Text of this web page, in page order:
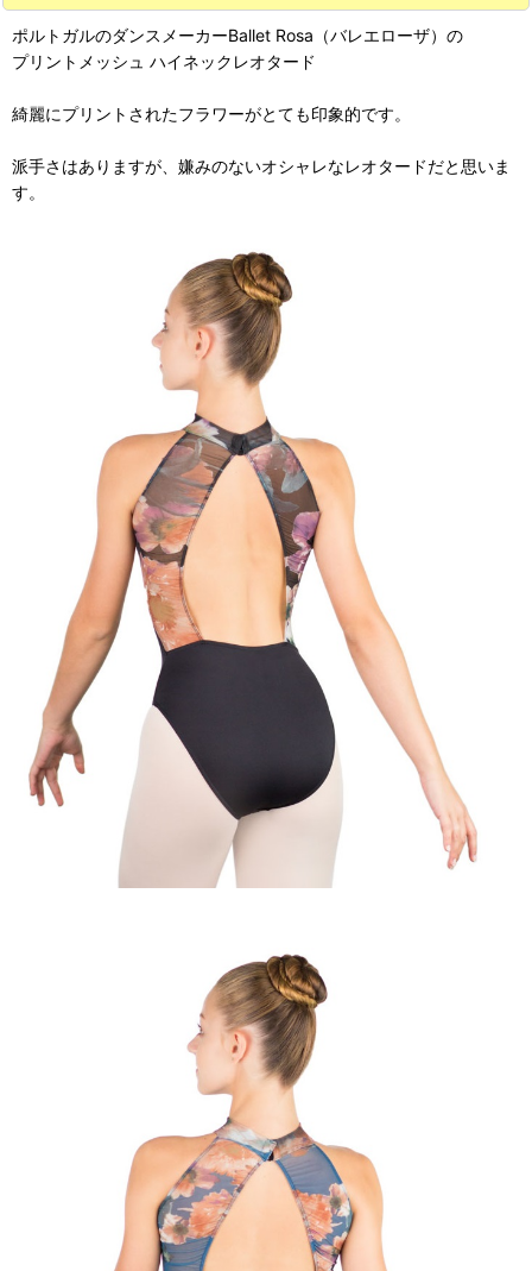
ポルトガルのダンスメーカーBallet Rosa（バレエローザ）の
プリントメッシュ ハイネックレオタード
綺麗にプリントされたフラワーがとても印象的です。
派手さはありますが、嫌みのないオシャレなレオタードだと思いま
す。